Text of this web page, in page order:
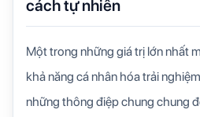
cách tự nhiên
Một trong những giá trị lớn nhất
khả năng cá nhân hóa trải
những thông điệp chung chung